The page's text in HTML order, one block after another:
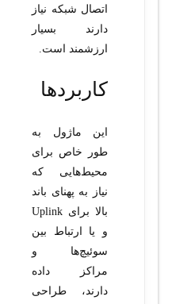
اتصال شبکه نیاز
دارند بسیار
ارزشمند است.
کاربردها
این ماژول به
طور خاص برای
محیط‌هایی که
نیاز به پهنای باند
بالا برای Uplink
و یا ارتباط بین
سوئیچ‌ها و
مراکز داده
دارند، طراحی